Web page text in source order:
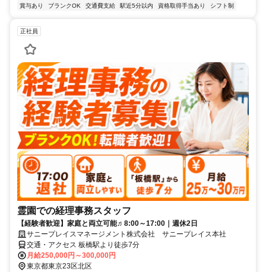
賞与あり
ブランクOK 交通費支給 駅近5分以内 資格取得手当あり シフト制
正社員
霊園での経理事務スタッフ
【経験者歓迎】家庭と両立可能♬8:00～17:00｜週休2日
サニープレイスマネージメント株式会社 サニープレイス本社
交通・アクセス 板橋駅より徒歩7分
月給250,000円～300,000円
東京都東京23区北区